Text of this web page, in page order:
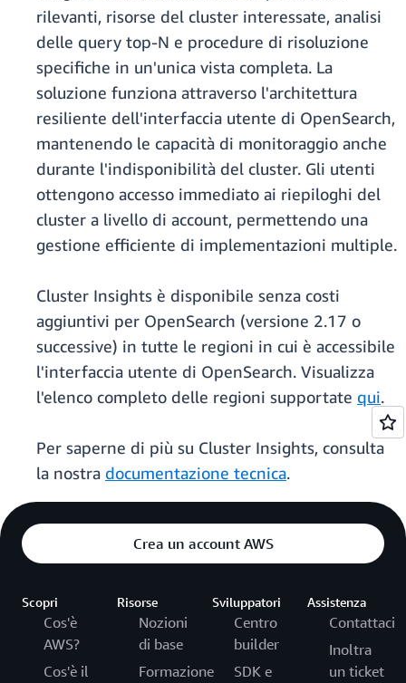
rilevanti, risorse del cluster interessate, analisi
delle query top-N e procedure di risoluzione
specifiche in un'unica vista completa. La
soluzione funziona attraverso l'architettura
resiliente dell'interfaccia utente di OpenSearch,
mantenendo le capacità di monitoraggio anche
durante l'indisponibilità del cluster. Gli utenti
ottengono accesso immediato ai riepiloghi del
cluster a livello di account, permettendo una
gestione efficiente di implementazioni multiple.
Cluster Insights è disponibile senza costi
aggiuntivi per OpenSearch (versione 2.17 o
successive) in tutte le regioni in cui è accessibile
l'interfaccia utente di OpenSearch. Visualizza
l'elenco completo delle regioni supportate qui.
Per saperne di più su Cluster Insights, consulta
la nostra documentazione tecnica.
Crea un account AWS
Scopri
Cos'è
AWS?
Cos'è il
Risorse
Nozioni
di base
Formazione
Sviluppatori
Centro
builder
SDK e
Assistenza
Contattaci
Inoltra
un ticket